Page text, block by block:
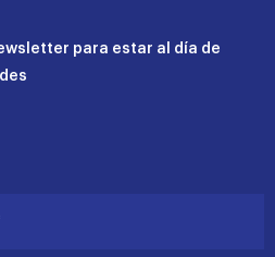
para estar al día de